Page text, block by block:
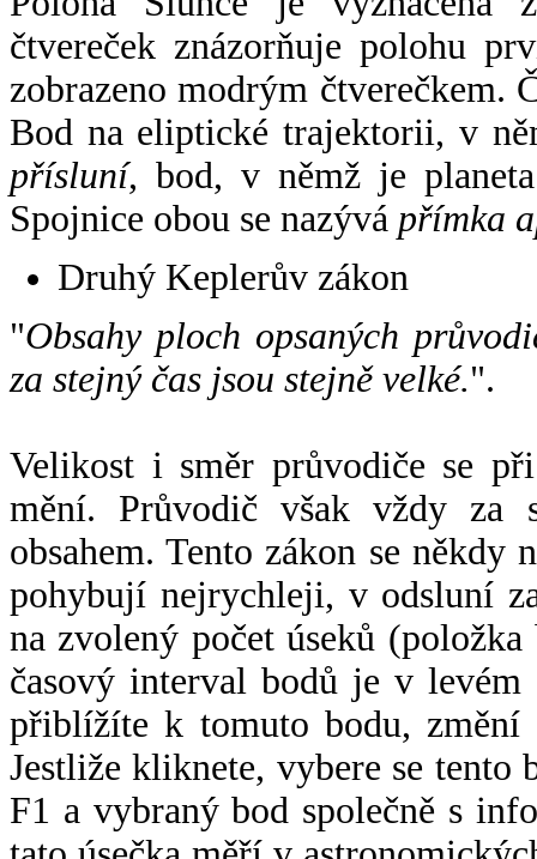
čtvereček znázorňuje polohu
zobrazeno modrým čtverečkem.
Bod na eliptické trajektorii, v
přísluní, bod, v němž je
Spojnice obou se nazývá přímka
Druhý Keplerův zákon
"Obsahy ploch opsaných
za stejný čas jsou stejně velké.".
Velikost i směr průvodiče se
mění. Průvodič však vždy za
obsahem. Tento zákon se někdy
pohybují nejrychleji, v odsluní
na zvolený počet úseků
časový interval bodů je v
přiblížíte k tomuto bodu,
Jestliže kliknete, vybere se tento
F1 a vybraný bod společně s